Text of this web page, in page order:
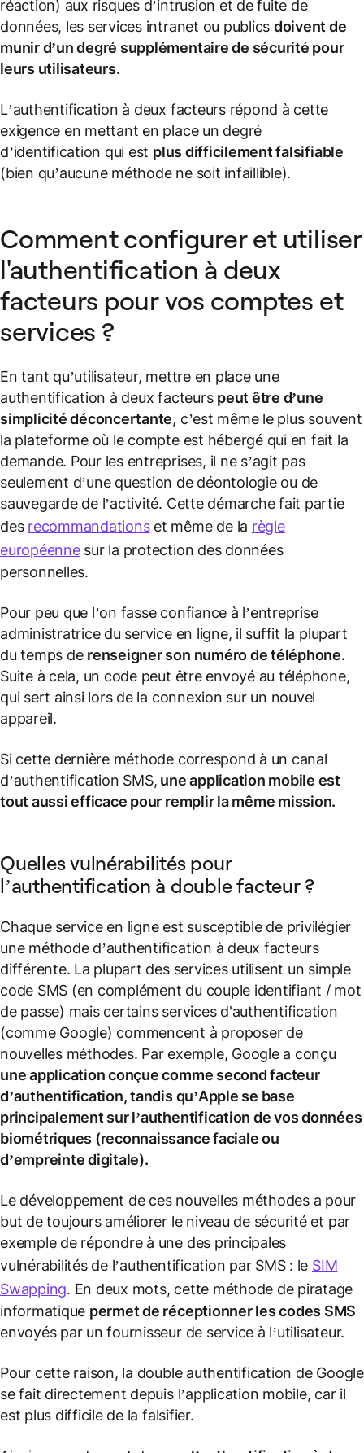
réaction) aux risques d’intrusion et de fuite de
données, les services intranet ou publics doivent de
munir d’un degré supplémentaire de sécurité pour
leurs utilisateurs.
L’authentification à deux facteurs répond à cette
exigence en mettant en place un degré
d’identification qui est plus difficilement falsifiable
(bien qu’aucune méthode ne soit infaillible).
Comment configurer et utiliser
l'authentification à deux
facteurs pour vos comptes et
services ?
En tant qu’utilisateur, mettre en place une
authentification à deux facteurs peut être d’une
simplicité déconcertante, c’est même le plus souvent
la plateforme où le compte est hébergé qui en fait la
demande. Pour les entreprises, il ne s’agit pas
seulement d’une question de déontologie ou de
sauvegarde de l’activité. Cette démarche fait partie
des recommandationset même de la règle
européennesur la protection des données
personnelles.
Pour peu que l’on fasse confiance à l’entreprise
administratrice du service en ligne, il suffit la plupart
du temps de renseigner son numéro de téléphone.
Suite à cela, un code peut être envoyé au téléphone,
qui sert ainsi lors de la connexion sur un nouvel
appareil.
Si cette dernière méthode correspond à un canal
d’authentification SMS, une application mobile est
tout aussi efficace pour remplir la même mission.
Quelles vulnérabilités pour
l’authentification à double facteur ?
Chaque service en ligne est susceptible de privilégier
une méthode d’authentification à deux facteurs
différente. La plupart des services utilisent un simple
code SMS (en complément du couple identifiant / mot
de passe) mais certains services d'authentification
(comme Google) commencent à proposer de
nouvelles méthodes. Par exemple, Google a conçu
une application conçue comme second facteur
d’authentification, tandis qu’Apple se base
principalement sur l’authentification de vos données
biométriques (reconnaissance faciale ou
d’empreinte digitale).
Le développement de ces nouvelles méthodes a pour
but de toujours améliorer le niveau de sécurité et par
exemple de répondre à une des principales
vulnérabilités de l’authentification par SMS : le SIM
Swapping. En deux mots, cette méthode de piratage
informatique permet de réceptionner les codes SMS
envoyés par un fournisseur de service à l’utilisateur.
Pour cette raison, la double authentification de Google
se fait directement depuis l’application mobile, car il
est plus difficile de la falsifier.